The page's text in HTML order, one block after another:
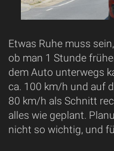
Etwas Ruhe muss
ob man 1 Stunde
dem Auto unterwegs
ca. 100 km/h und auf
80 km/h als Schnitt
alles wie geplant.
nicht so wichtig, und